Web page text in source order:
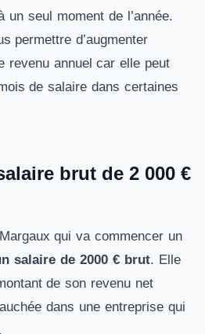
un seul moment de l’année.
permettre d’augmenter
revenu annuel car elle peut
de salaire dans certaines
brut de 2 000 €
qui va commencer un
salaire de 2000 € brut. Elle
de son revenu net
dans une entreprise qui